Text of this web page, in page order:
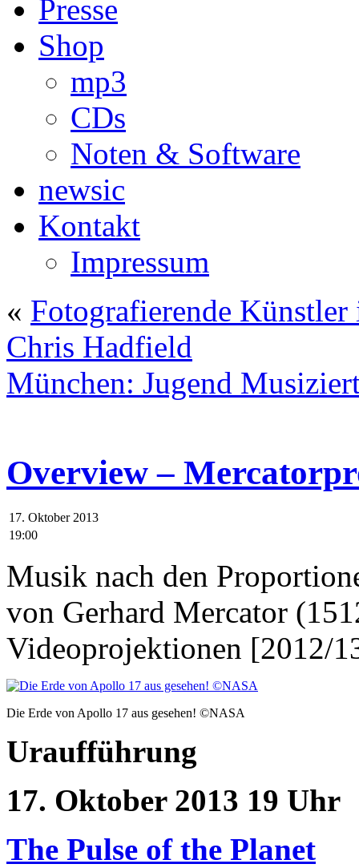
Presse
Shop
mp3
CDs
Noten & Software
newsic
Kontakt
Impressum
« Fotografierende
Chris Hadfield
München: Jugend
Overview –
17. Oktober 2013
19:00
Musik nach den
von Gerhard Mercator
Videoprojektionen [2012/
Die Erde von Apollo 17 aus gesehen! ©NASA
Uraufführung
17. Oktober 2013 19 Uhr
The Pulse of the Planet